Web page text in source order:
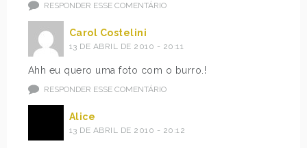
RESPONDER ESSE COMENTÁRIO
Carol Costelini
13 DE ABRIL DE 2010 - 20:11
Ahh eu quero uma foto com o burro.!
RESPONDER ESSE COMENTÁRIO
Alice
13 DE ABRIL DE 2010 - 20:12